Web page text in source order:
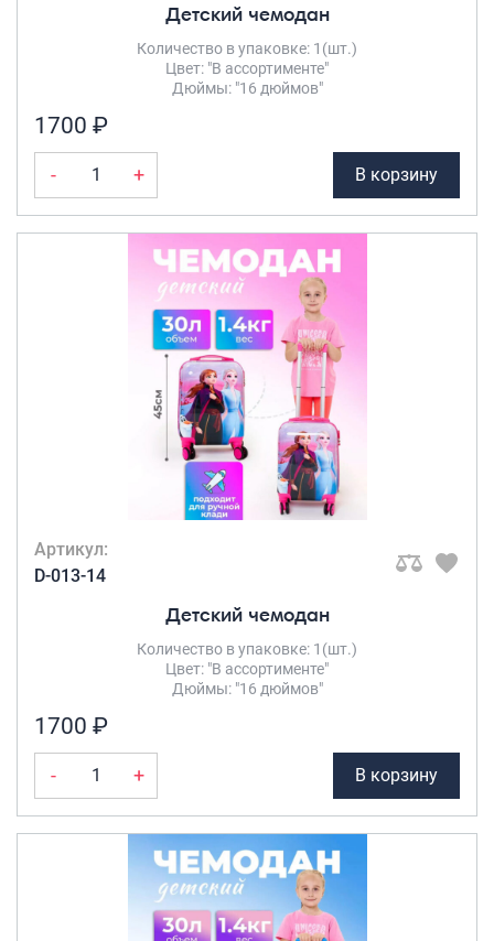
Детский чемодан
Количество в упаковке: 1(шт.)
Цвет: "В ассортименте"
Дюймы: "16 дюймов"
1700 ₽
- + В корзину
Артикул:
D-013-14
Детский чемодан
Количество в упаковке: 1(шт.)
Цвет: "В ассортименте"
Дюймы: "16 дюймов"
1700 ₽
- + В корзину